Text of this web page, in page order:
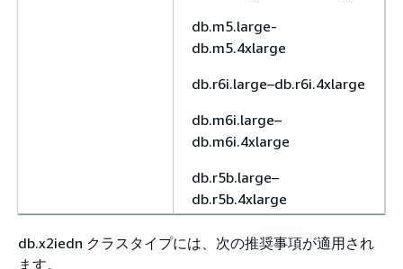
db.m5.large-
db.m5.4xlarge
db.r6i.large–db.r6i.4xlarge
db.m6i.large–
db.m6i.4xlarge
db.r5b.large–
db.r5b.4xlarge
db.x2iedn クラスタイプには、次の推奨事項が適用され
ます。